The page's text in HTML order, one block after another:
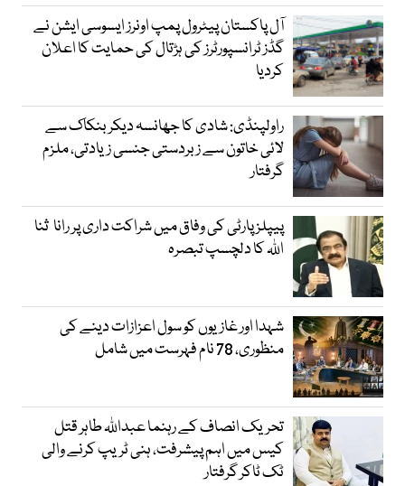
آل پاکستان پیٹرول پمپ اونرز ایسوسی ایشن نے
گڈز ٹرانسپورٹرز کی ہڑتال کی حمایت کا اعلان
کردیا
راولپنڈی: شادی کا جھانسہ دیکر بنکاک سے
لائی خاتون سے زبردستی جنسی زیادتی، ملزم
گرفتار
پیپلز پارٹی کی وفاق میں شراکت داری پر رانا ثنا
اللہ کا دلچسپ تبصرہ
شہدا اور غازیوں کو سول اعزازات دینے کی
منظوری، 78 نام فہرست میں شامل
تحریک انصاف کے رہنما عبداللہ طاہر قتل
کیس میں اہم پیشرفت، ہنی ٹریپ کرنے والی
ٹک ٹاکر گرفتار